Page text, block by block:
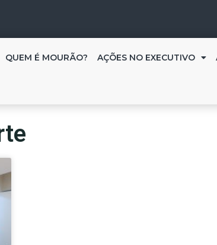
QUEM É MOURÃO? AÇÕES NO EXECUTIVO